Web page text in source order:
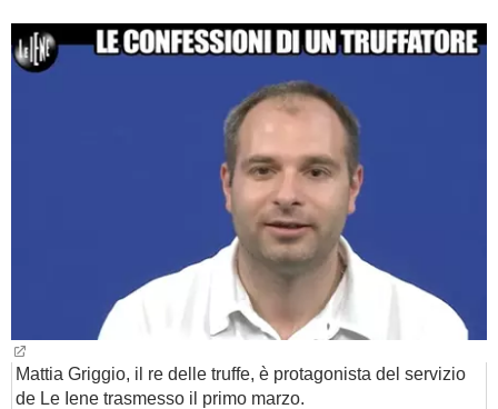
SESSO
Mattia Griggio, il re delle truffe, è protagonista del servizio
de Le Iene trasmesso il primo marzo.